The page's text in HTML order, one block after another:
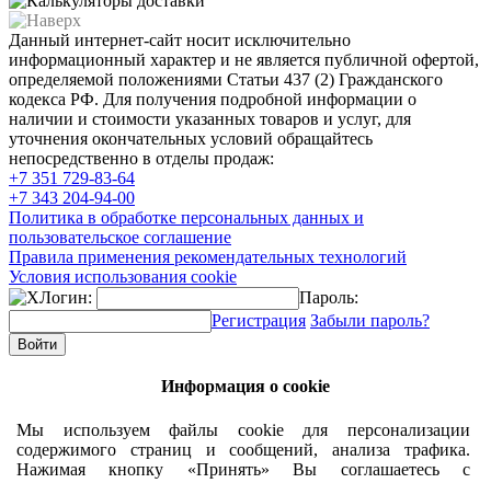
Данный интернет-сайт носит исключительно
информационный характер и не является публичной офертой,
определяемой положениями Статьи 437 (2) Гражданского
кодекса РФ. Для получения подробной информации о
наличии и стоимости указанных товаров и услуг, для
уточнения окончательных условий обращайтесь
непосредственно в отделы продаж:
+7 351 729-83-64
+7 343 204-94-00
Политика в обработке персональных данных и
пользовательское соглашение
Правила применения рекомендательных технологий
Условия использования cookie
Логин:
Пароль:
Регистрация Забыли пароль?
Информация о cookie
Мы используем файлы cookie для персонализации
содержимого страниц и сообщений, анализа трафика.
Нажимая кнопку «Принять» Вы соглашаетесь с